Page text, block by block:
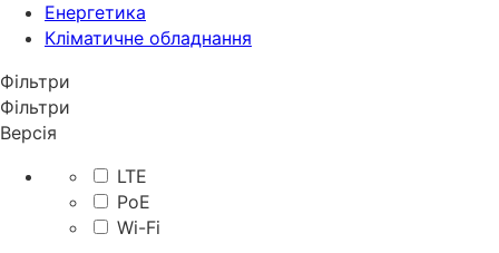
Енергетика
Кліматичне обладнання
Фільтри
Фільтри
Версія
LTE
PoE
Wi-Fi